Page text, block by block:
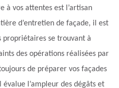
à vos attentes est l’artisan
d’entretien de façade, il est
propriétaires se trouvant à
des opérations réalisées par
de préparer vos façades
l’ampleur des dégâts et